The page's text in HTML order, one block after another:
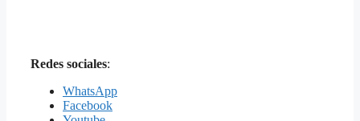
Redes sociales:
WhatsApp
Facebook